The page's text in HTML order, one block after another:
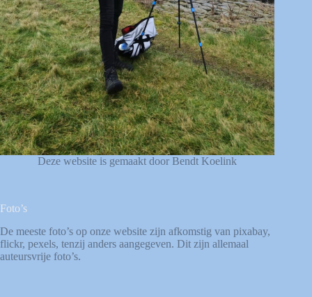
Deze website is gemaakt door Bendt Koelink
Foto’s
De meeste foto’s op onze website zijn afkomstig van pixabay,
flickr, pexels, tenzij anders aangegeven. Dit zijn allemaal
auteursvrije foto’s.